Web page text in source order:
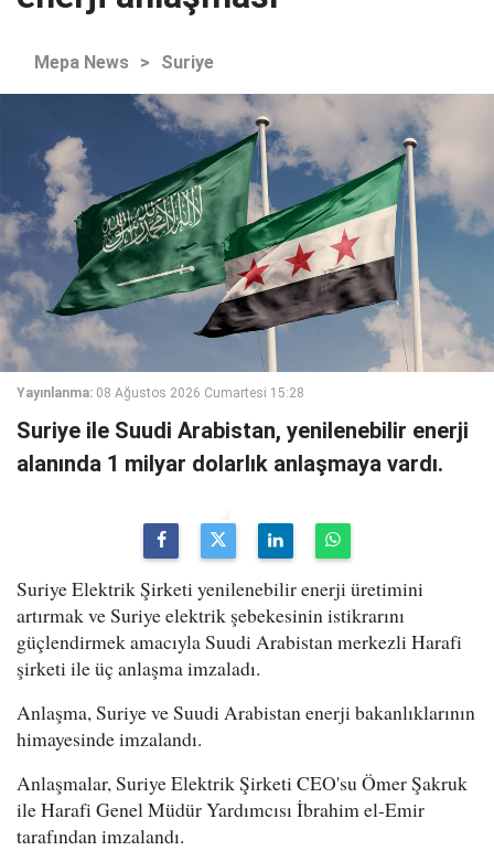
Mepa News > Suriye
Yayınlanma: 08 Ağustos 2026 Cumartesi 15:28
Suriye ile Suudi Arabistan, yenilenebilir enerji
alanında 1 milyar dolarlık anlaşmaya vardı.
Suriye Elektrik Şirketi yenilenebilir enerji üretimini
artırmak ve Suriye elektrik şebekesinin istikrarını
güçlendirmek amacıyla Suudi Arabistan merkezli Harafi
şirketi ile üç anlaşma imzaladı.
Anlaşma, Suriye ve Suudi Arabistan enerji bakanlıklarının
himayesinde imzalandı.
Anlaşmalar, Suriye Elektrik Şirketi CEO'su Ömer Şakruk
ile Harafi Genel Müdür Yardımcısı İbrahim el-Emir
tarafından imzalandı.